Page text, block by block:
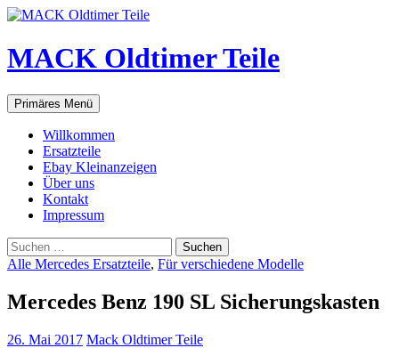
Zum
springen
MACK Oldtimer Teile
Suchen
Primäres Menü
Willkommen
Ersatzteile
Ebay Kleinanzeigen
Über uns
Kontakt
Impressum
Suchen
nach:
Alle Mercedes Ersatzteile, Für verschiedene Modelle
Mercedes Benz 190 SL Sicherungskasten
26. Mai 2017 Mack Oldtimer Teile